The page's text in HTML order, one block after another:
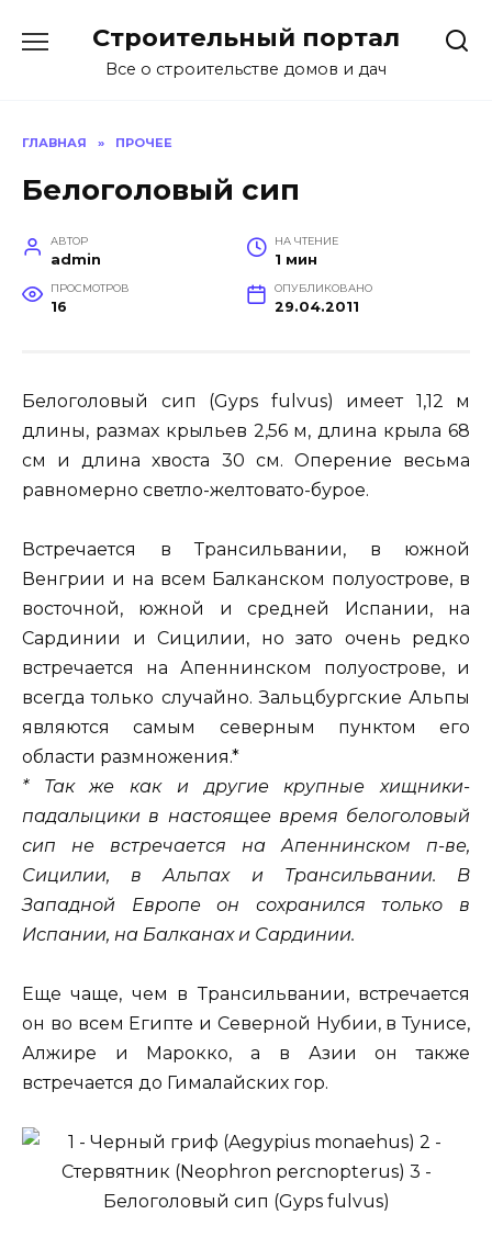
содержанию
Строительный портал
Все о строительстве домов и дач
ГЛАВНАЯ » ПРОЧЕЕ
Белоголовый сип
АВТОР
admin
НА ЧТЕНИЕ
1 мин
ПРОСМОТРОВ
16
ОПУБЛИКОВАНО
29.04.2011
Белоголовый сип (Gyps fulvus) имеет 1,12 м
длины, размах крыльев 2,56 м, длина крыла 68
см и длина хвоста 30 см. Оперение весьма
равномерно светло-желтовато-бурое.
Встречается в Трансильвании, в южной
Венгрии и на всем Балканском полуострове, в
восточной, южной и средней Испании, на
Сардинии и Сицилии, но зато очень редко
встречается на Апеннинском полуострове, и
всегда только случайно. Зальцбургские Альпы
являются самым северным пунктом его
области размножения.*
* Так же как и другие крупные хищники-
падалыцики в настоящее время белоголовый
сип не встречается на Апеннинском п-ве,
Сицилии, в Альпах и Трансильвании. В
Западной Европе он сохранился только в
Испании, на Балканах и Сардинии.
Еще чаще, чем в Трансильвании, встречается
он во всем Египте и Северной Нубии, в Тунисе,
Алжире и Марокко, а в Азии он также
встречается до Гималайских гор.